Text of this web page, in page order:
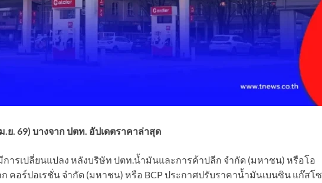
ย. 69) บางจาก ปตท. อัปเดตราคาล่าสุด
ารเปลี่ยนแปลง หลังบริษัท ปตท.น้ำมันและการค้าปลีก จำกัด (มหาชน) หรือโอ
ก คอร์ปอเรชั่น จำกัด (มหาชน) หรือ BCP ประกาศปรับราคาน้ำมันเบนซิน แก๊สโซ